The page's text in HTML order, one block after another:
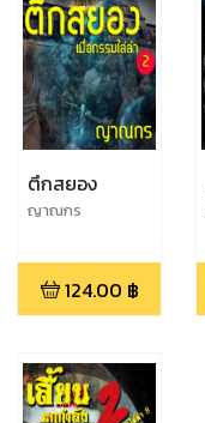
ตึกสยอง
ญาณกร
124.00 ฿